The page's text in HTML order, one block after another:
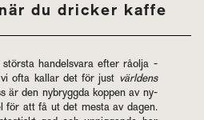
du dric­ker kaffe
han­dels­va­ra efter rå­ol­ja -
ofta kal­lar det för just värl­dens
är den ny­brygg­da kop­pen av ny­
för att få ut det mesta av dagen.